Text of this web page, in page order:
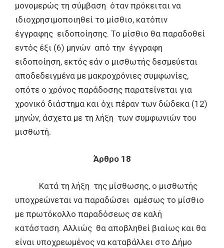
μονομερώς τη σύμβαση όταν πρόκειται να
ιδιοχρησιμοποιηθεί το μίσθιο, κατόπιν
έγγραφης ειδοποίησης. Το μίσθιο θα παραδοθεί
εντός έξι (6) μηνών από την έγγραφη
ειδοποίηση, εκτός εάν ο μισθωτής δεσμεύεται
αποδεδειγμένα με μακροχρόνιες συμφωνίες,
οπότε ο χρόνος παράδοσης παρατείνεται για
χρονικό διάστημα και όχι πέραν των δώδεκα (12)
μηνών, άσχετα με τη λήξη των συμφωνιών του
μισθωτή.
Άρθρο 18
Κατά τη λήξη της μίσθωσης, ο μισθωτής
υποχρεώνεται να παραδώσει αμέσως το μίσθιο
με πρωτόκολλο παραδόσεως σε καλή
κατάσταση. Αλλιώς θα αποβληθεί βιαίως και θα
είναι υποχρεωμένος να καταβάλλει στο Δήμο